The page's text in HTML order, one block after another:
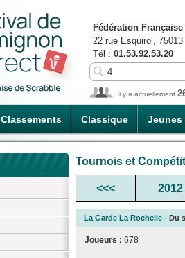
Classements Classique Jeunes
Fédération
22 rue Esquirol,
Tél : 01.53.92.53.20
Il y a actuellement
Tournois et
<<< 2012
La Garde La Rochelle - Du
Joueurs : 678